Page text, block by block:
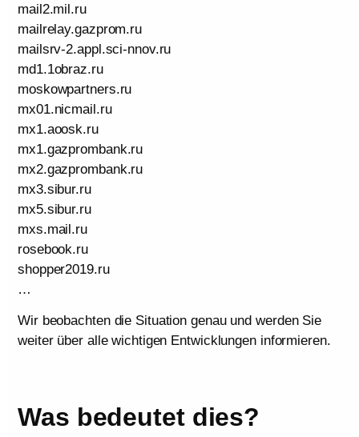
mail2.mil.ru
mailrelay.gazprom.ru
mailsrv-2.appl.sci-nnov.ru
md1.1obraz.ru
moskowpartners.ru
mx01.nicmail.ru
mx1.aoosk.ru
mx1.gazprombank.ru
mx2.gazprombank.ru
mx3.sibur.ru
mx5.sibur.ru
mxs.mail.ru
rosebook.ru
shopper2019.ru
…
Wir beobachten die Situation genau und werden Sie
weiter über alle wichtigen Entwicklungen informieren.
Was bedeutet dies?